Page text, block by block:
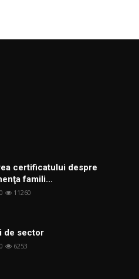
certificatului despre
famili...
11260
de sector
6253